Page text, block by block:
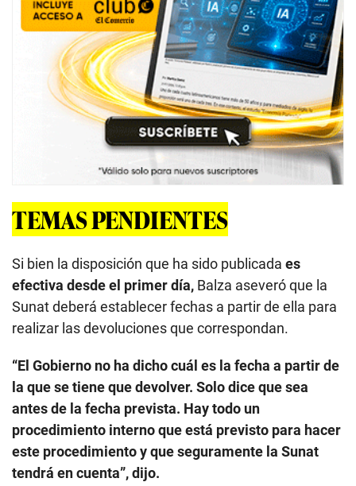
TEMAS PENDIENTES
Si bien la disposición que ha sido publicada es
efectiva desde el primer día, Balza aseveró que la
Sunat deberá establecer fechas a partir de ella para
realizar las devoluciones que correspondan.
“El Gobierno no ha dicho cuál es la fecha a partir de
la que se tiene que devolver. Solo dice que sea
antes de la fecha prevista. Hay todo un
procedimiento interno que está previsto para hacer
este procedimiento y que seguramente la Sunat
tendrá en cuenta”, dijo.